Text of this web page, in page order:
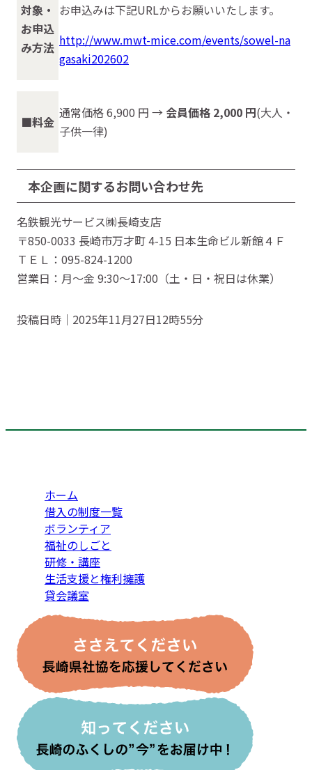
対象・
お申込
み方法
お申込みは下記URLからお願いいたします。
http://www.mwt-mice.com/events/sowel-na
gasaki202602
■料金
通常価格 6,900 円 → 会員価格 2,000 円(大人・
子供一律)
本企画に関するお問い合わせ先
名鉄観光サービス㈱長崎支店
〒850-0033 長崎市万才町 4-15 日本生命ビル新館４Ｆ
ＴＥＬ：095-824-1200
営業日：月～金 9:30～17:00（土・日・祝日は休業）
投稿日時｜2025年11月27日12時55分
ホーム
借入の制度一覧
ボランティア
福祉のしごと
研修・講座
生活支援と権利擁護
貸会議室